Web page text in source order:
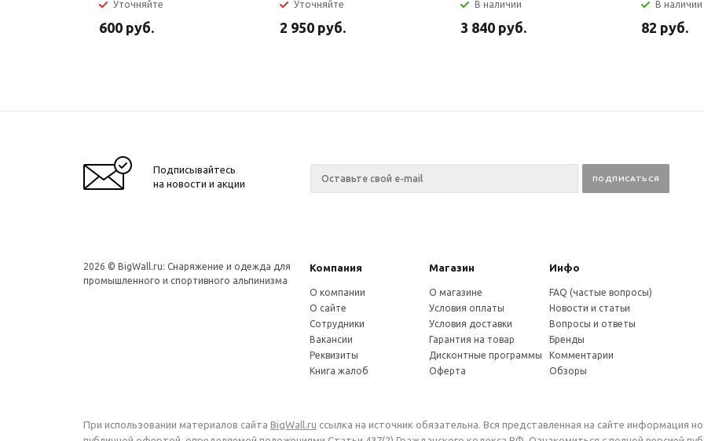
Уточняйте
600 руб.
Уточняйте
2 950 руб.
В наличии
3 840 руб.
В наличии
82 руб.
Подписывайтесь
на новости и акции
2026 © BigWall.ru: Снаряжение и одежда для
промышленного и спортивного альпинизма
Компания Магазин Инфо
О компании
О сайте
Сотрудники
Вакансии
Реквизиты
Книга жалоб
О магазине
Условия оплаты
Условия доставки
Гарантия на товар
Дисконтные программы
Оферта
FAQ (частые вопросы)
Новости и статьи
Вопросы и ответы
Бренды
Комментарии
Обзоры
При использовании материалов сайта BigWall.ru ссылка на источник обязательна. Вся представленная на сайте информация